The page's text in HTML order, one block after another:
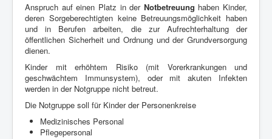
Anspruch auf einen Platz in der Notbetreuung haben Kinder,
deren Sorgeberechtigten keine Betreuungsmöglichkeit haben
und in Berufen arbeiten, die zur Aufrechterhaltung der
öffentlichen Sicherheit und Ordnung und der Grundversorgung
dienen.
Kinder mit erhöhtem Risiko (mit Vorerkrankungen und
geschwächtem Immunsystem), oder mit akuten Infekten
werden in der Notgruppe nicht betreut.
Die Notgruppe soll für Kinder der Personenkreise
Medizinisches Personal
Pflegepersonal